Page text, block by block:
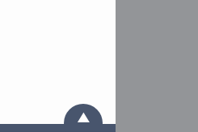
▲